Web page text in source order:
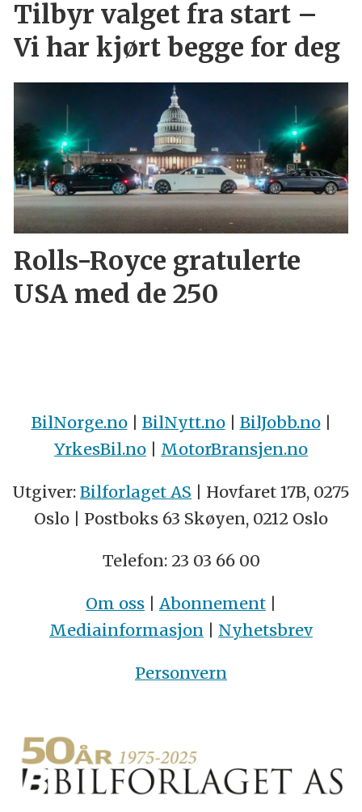
Tilbyr valget fra start –
Vi har kjørt begge for deg
Rolls-Royce gratulerte
USA med de 250
BilNorge.no| BilNytt.no| BilJobb.no|
YrkesBil.no | MotorBransjen.no
Utgiver: Bilforlaget AS | Hovfaret 17B, 0275
Oslo | Postboks 63 Skøyen, 0212 Oslo
Telefon: 23 03 66 00
Om oss Abonnement
Mediainformasjon
Nyhetsbrev
Personvern